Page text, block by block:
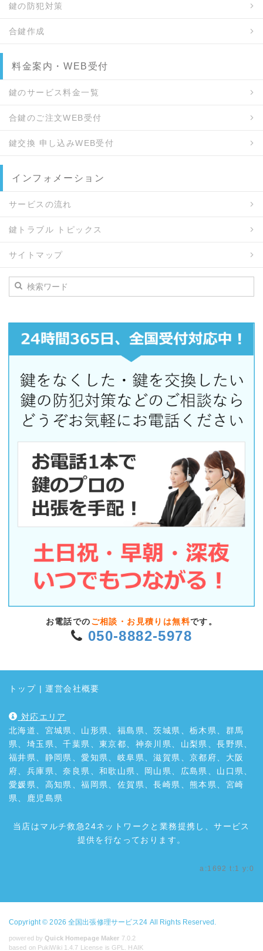
鍵の防犯対策
合鍵作成
料金案内・WEB受付
鍵のサービス料金一覧
合鍵のご注文WEB受付
鍵交換 申し込みWEB受付
インフォメーション
サービスの流れ
鍵トラブル トピックス
サイトマップ
お電話での ご相談・お見積りは無料です。
050-8882-5978
トップ |運営会社概要
対応エリア
北海道、宮城県、山形県、福島県、茨城県、栃木県、群馬
県、埼玉県、千葉県、東京都、神奈川県、山梨県、長野県、
福井県、静岡県、愛知県、岐阜県、滋賀県、京都府、大阪
府、兵庫県、奈良県、和歌山県、岡山県、広島県、山口県、
愛媛県、高知県、福岡県、佐賀県、長崎県、熊本県、宮崎
県、鹿児島県
当店はマルチ救急24ネットワークと業務提携し、サービス
提供を行なっております。
a:1692 t:1 y:0
Copyright © 2026全国出張修理サービス24 All Rights Reserved.
powered byQuick Homepage Maker 7.0.2
based on PukiWiki 1.4.7 License is GPL. HAIK